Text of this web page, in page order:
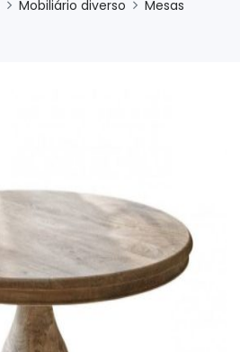
Mobiliário diverso
Mesas